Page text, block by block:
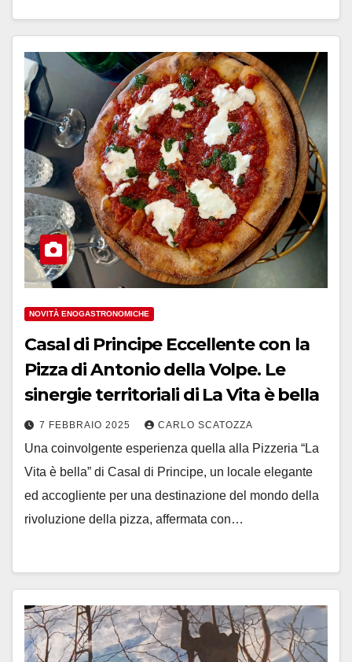
NOVITÀ ENOGASTRONOMICHE
Casal di Principe Eccellente con la
Pizza di Antonio della Volpe. Le
sinergie territoriali di La Vita è bella
7 FEBBRAIO 2025 CARLO SCATOZZA
Una coinvolgente esperienza quella alla Pizzeria “La
Vita è bella” di Casal di Principe, un locale elegante
ed accogliente per una destinazione del mondo della
rivoluzione della pizza, affermata con…